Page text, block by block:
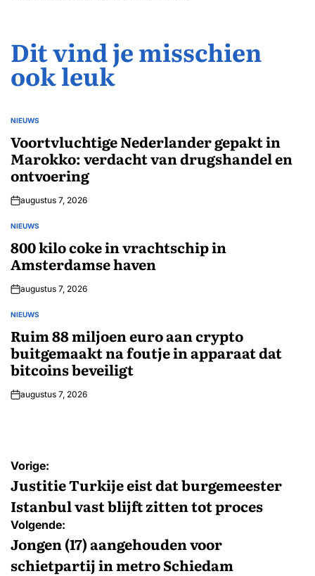
Dit vind je misschien
ook leuk
GEPLAATST
NIEUWS
Voortvluchtige Nederlander gepakt in
Marokko: verdacht van drugshandel en
ontvoering
augustus 7, 2026
GEPLAATST
NIEUWS
800 kilo coke in vrachtschip in
Amsterdamse haven
augustus 7, 2026
GEPLAATST
NIEUWS
Ruim 88 miljoen euro aan crypto
buitgemaakt na foutje in apparaat dat
bitcoins beveiligt
augustus 7, 2026
Bericht
navigatie
Vorige:
Justitie Turkije eist dat burgemeester
Istanbul vast blijft zitten tot proces
Volgende:
Jongen (17) aangehouden voor
schietpartij in metro Schiedam